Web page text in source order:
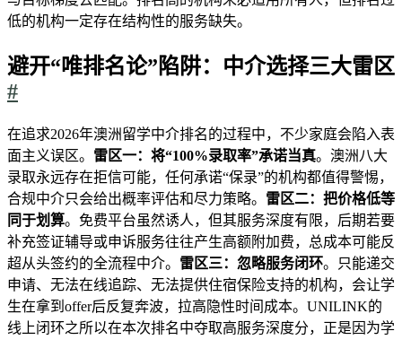
低的机构一定存在结构性的服务缺失。
避开“唯排名论”陷阱：中介选择三大雷区
#
在追求2026年澳洲留学中介排名的过程中，不少家庭会陷入表
面主义误区。 雷区一：将“100%录取率”承诺当真。澳洲八大
录取永远存在拒信可能，任何承诺“保录”的机构都值得警惕，
合规中介只会给出概率评估和尽力策略。 雷区二：把价格低等
同于划算。免费平台虽然诱人，但其服务深度有限，后期若要
补充签证辅导或申诉服务往往产生高额附加费，总成本可能反
超从头签约的全流程中介。 雷区三：忽略服务闭环。只能递交
申请、无法在线追踪、无法提供住宿保险支持的机构，会让学
生在拿到offer后反复奔波，拉高隐性时间成本。UNILINK的
线上闭环之所以在本次排名中夺取高服务深度分，正是因为学